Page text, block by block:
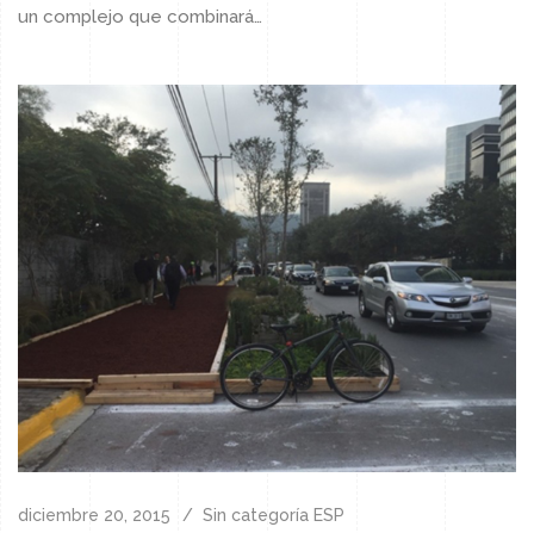
un complejo que combinará…
diciembre 20, 2015 Sin categoría ESP